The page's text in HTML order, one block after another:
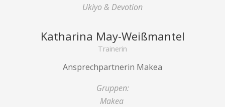
Ukiyo & Devotion
Katharina May-Weißmantel
Trainerin
Ansprechpartnerin Makea
Gruppen:
Makea